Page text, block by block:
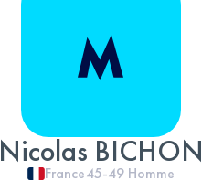
Nicolas BICHON
France45-49 Homme